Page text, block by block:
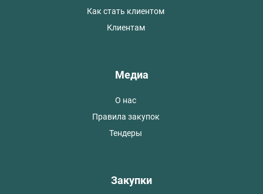
Как стать клиентом
Клиентам
Медиа
О нас
Правила закупок
Тендеры
Закупки